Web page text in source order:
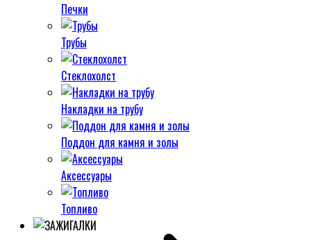
Печки
Трубы
Стеклохолст
Накладки на трубу
Поддон для камня и золы
Аксессуары
Топливо